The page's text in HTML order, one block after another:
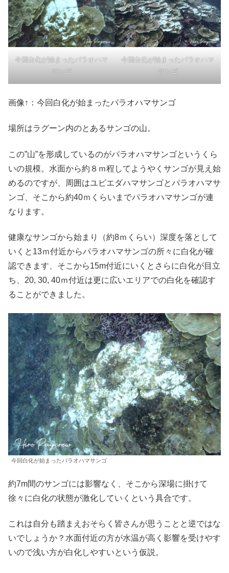
今回白化が始まったパラオハマ
サンゴ
今回白化が始まったパラオハマ
サンゴ
画像↑：今回白化が始まったパラオハマサンゴ
場所はラグーン内のとあるサンゴの山。
この”山”を形成しているのがパラオハマサンゴというくら
いの規模。水面から約８ｍ程してようやくサンゴが見え始
めるのですが、周囲はユビエダハマサンゴとパラオハマサ
ンゴ、そこから約40ｍくらいまでパラオハマサンゴが連
なります。
健康なサンゴから始まり（約8ｍくらい）深度を落として
いくと13ｍ付近からパラオハマサンゴの所々に白化が確
認できます、そこから15m付近にいくとさらに白化が目立
ち、20, 30, 40ｍ付近は更に広いエリアでの白化を確認す
ることができました。
今回白化が始まったパラオハマサンゴ
約7m間のサンゴには影響なく、そこから深場に掛けて
徐々に白化の状態が激化していくという具合です。
これは自分も踏まえおそらく皆さんが思うことと逆ではな
いでしょうか？水面付近の方が水温が高く影響を受けやす
いので浅い方が白化しやすいという仮説。